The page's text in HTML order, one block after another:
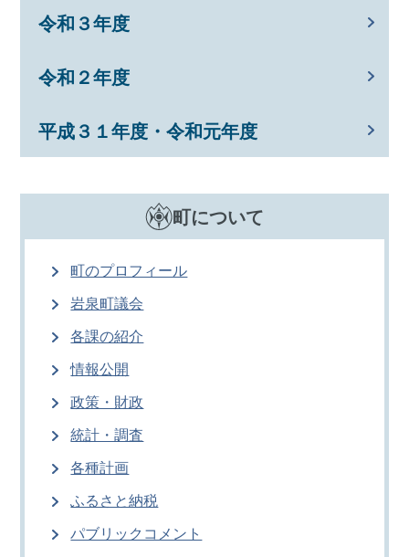
令和３年度
令和２年度
平成３１年度・令和元年度
町について
町のプロフィール
岩泉町議会
各課の紹介
情報公開
政策・財政
統計・調査
各種計画
ふるさと納税
パブリックコメント